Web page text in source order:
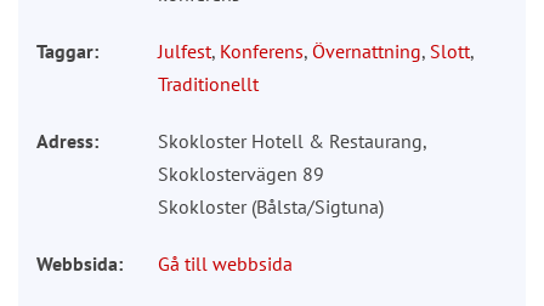
Taggar: Julfest, Konferens, Övernattning, Slott,
Traditionellt
Adress:
Skokloster Hotell & Restaurang,
Skoklostervägen 89
Skokloster (Bålsta/Sigtuna)
Webbsida: Gå till webbsida